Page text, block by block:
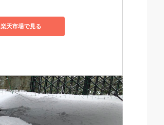
楽天市場で見る